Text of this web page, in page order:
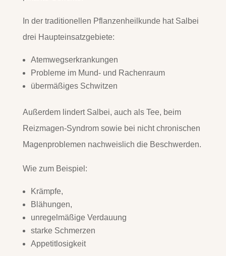
In der traditionellen Pflanzenheilkunde hat Salbei
drei Haupteinsatzgebiete:
Atemwegserkrankungen
Probleme im Mund- und Rachenraum
übermäßiges Schwitzen
Außerdem lindert Salbei, auch als Tee, beim
Reizmagen-Syndrom sowie bei nicht chronischen
Magenproblemen nachweislich die Beschwerden.
Wie zum Beispiel:
Krämpfe,
Blähungen,
unregelmäßige Verdauung
starke Schmerzen
Appetitlosigkeit